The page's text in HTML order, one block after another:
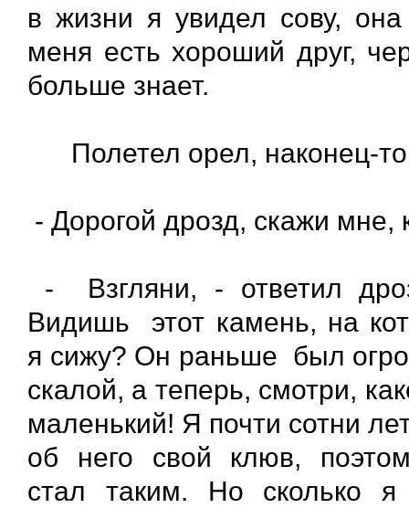
в жизни я увидел сову,
меня есть хороший друг,
больше знает.
Полетел орел, наконец-
- Дорогой дрозд, скажи
- Взгляни, - ответил
Видишь этот камень, на
я сижу? Он раньше был
скалой, а теперь, смотри,
маленький! Я почти сотни
об него свой клюв,
стал таким. Но сколько я